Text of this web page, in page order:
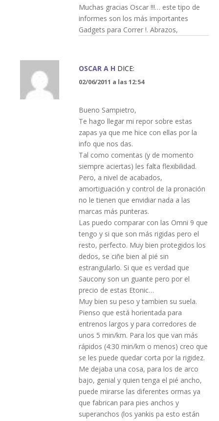
Muchas gracias Oscar !!!… este tipo de
informes son los más importantes
Gadgets para Correr !. Abrazos,
OSCAR A H DICE:
02/06/2011 a las 12:54
Bueno Sampietro,
Te hago llegar mi repor sobre estas
zapas ya que me hice con ellas por la
info que nos das.
Tal como comentas (y de momento
siempre aciertas) les falta flexibilidad.
Pero, a nivel de acabados,
amortiguación y control de la pronación
no le tienen que envidiar nada a las
marcas más punteras.
Las puedo comparar con las Omni 9 que
tengo y si que son más rigidas pero el
resto, perfecto. Muy bien protegidos los
dedos, se ciñe bien al pié sin
estrangularlo. Si que es verdad que
Saucony son un guante pero por el
precio de estas Etonic…
Muy bien su peso y tambien su suela.
Pienso que está horientada para
entrenos largos y para corredores de
unos 5 min/km. Para los que van más
rápidos (4:30 min/km o menos) creo que
se les puede quedar corta por la rigidez.
Me dejaba una cosa, para los de arco
bajo, genial y quien tenga el pié ancho,
puede mirarse las diferentes ormas ya
que fabrican para pies anchos y
superanchos (los yankis pa esto están